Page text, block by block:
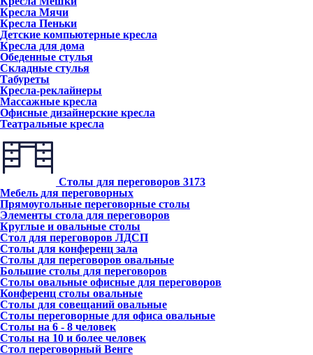
Кресла Мячи
Кресла Пеньки
Детские компьютерные кресла
Кресла для дома
Обеденные стулья
Складные стулья
Табуреты
Кресла-реклайнеры
Массажные кресла
Офисные дизайнерские кресла
Театральные кресла
Столы для переговоров 3173
Мебель для переговорных
Прямоугольные переговорные столы
Элементы стола для переговоров
Круглые и овальные столы
Стол для переговоров ЛДСП
Столы для конференц зала
Столы для переговоров овальные
Большие столы для переговоров
Столы овальные офисные для переговоров
Конференц столы овальные
Столы для совещаний овальные
Столы переговорные для офиса овальные
Столы на 6 - 8 человек
Столы на 10 и более человек
Стол переговорный Венге